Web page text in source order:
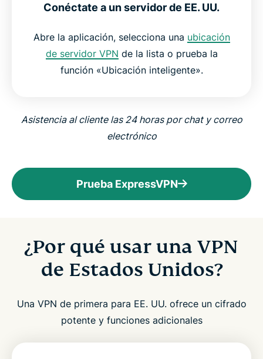
Conéctate a un servidor de EE. UU.
Abre la aplicación, selecciona una ubicación
de servidor VPN de la lista o prueba la
función «Ubicación inteligente».
Asistencia al cliente las 24 horas por chat y correo
electrónico
Prueba ExpressVPN
¿Por qué usar una VPN
de Estados Unidos?
Una VPN de primera para EE. UU. ofrece un cifrado
potente y funciones adicionales